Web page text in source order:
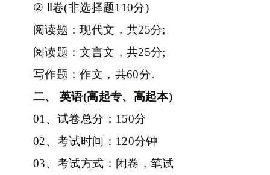
② Ⅱ卷(非选择题110分)
阅读题：现代文，共25分;
阅读题：文言文，共25分;
写作题：作文，共60分。
二、 英语(高起专、高起本)
01、试卷总分：150分
02、考试时间：120分钟
03、考试方式：闭卷，笔试